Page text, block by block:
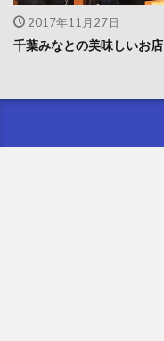
2017年11月27日
千葉みなとの美味しいお店